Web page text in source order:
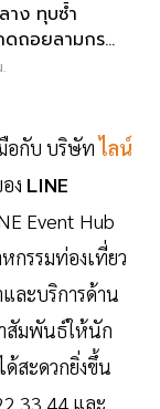
าง ทุบซํ้า
ถอยลามกระ
อกับ บริษัทไลน์
ง LINE
Event Hub
กรรมท่องเที่ยว
ละบริการด้าน
สัมพันธ์ให้นัก
ด้สะดวกยิ่งขึ้น
33 44 และ